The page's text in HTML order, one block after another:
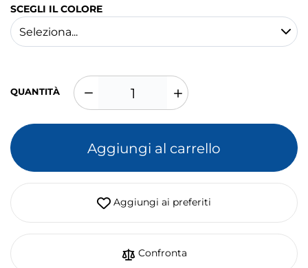
SCEGLI IL COLORE
QUANTITÀ
Aggiungi al carrello
Aggiungi ai preferiti
Confronta